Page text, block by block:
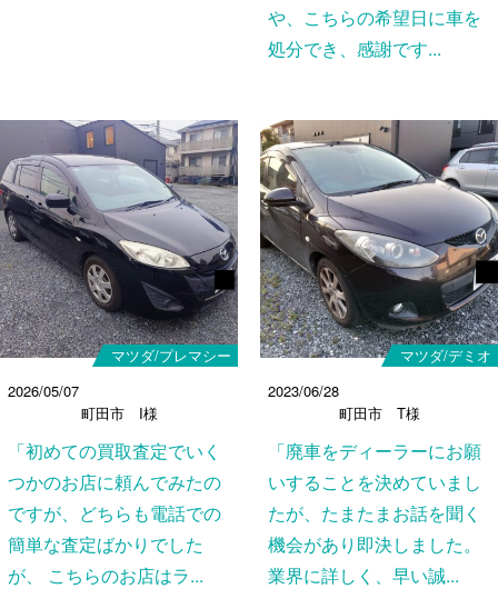
や、こちらの希望日に車を
処分でき、感謝です...
マツダ/プレマシー
2026/05/07
町田市 I様
「初めての買取査定でいく
つかのお店に頼んでみたの
ですが、どちらも電話での
簡単な査定ばかりでした
が、 こちらのお店はラ...
マツダ/デミオ
2023/06/28
町田市 T様
「廃車をディーラーにお願
いすることを決めていまし
たが、たまたまお話を聞く
機会があり即決しました。
業界に詳しく、早い誠...